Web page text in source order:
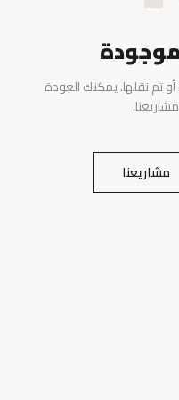
تم نقلها. يمكنك العودة
مشاريعنا